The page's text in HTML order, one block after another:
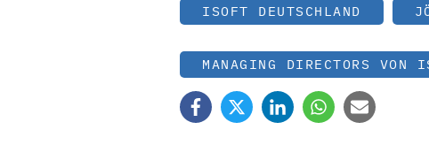
ISOFT DEUTSCHLAND
MANAGING DIRECTORS VON